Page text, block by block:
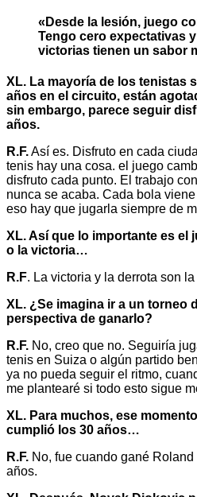
«Desde la lesión, juego
Tengo cero expectativas
victorias tienen un sabor
XL. La mayoría de los tenistas
años en el circuito, están
sin embargo, parece seguir
años.
R.F.Así es. Disfruto en cada
tenis hay una cosa. el juego
disfruto cada punto. El trabajo
nunca se acaba. Cada bola
eso hay que jugarla siempre de
XL. Así que lo importante es el
o la victoria…
R.F. La victoria y la derrota son
XL. ¿Se imagina ir a un torneo
perspectiva de ganarlo?
R.F. No, creo que no. Seguiría
tenis en Suiza o algún partido
ya no pueda seguir el ritmo,
me plantearé si todo esto sigue
XL. Para muchos, ese
cumplió los 30 años…
R.F. No, fue cuando gané
años.